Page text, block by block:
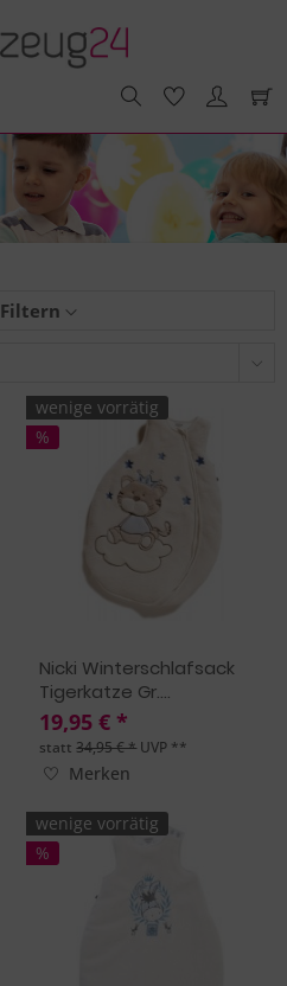
Filtern
wenige vorrätig
%
Nicki Winterschlafsack
Tigerkatze Gr....
19,95 € *
statt34,95 € * UVP **
Merken
wenige vorrätig
%